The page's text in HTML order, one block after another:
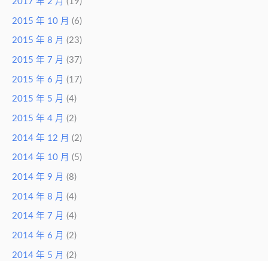
2015 年 10 月 (6)
2015 年 8 月 (23)
2015 年 7 月 (37)
2015 年 6 月 (17)
2015 年 5 月 (4)
2015 年 4 月 (2)
2014 年 12 月 (2)
2014 年 10 月 (5)
2014 年 9 月 (8)
2014 年 8 月 (4)
2014 年 7 月 (4)
2014 年 6 月 (2)
2014 年 5 月 (2)